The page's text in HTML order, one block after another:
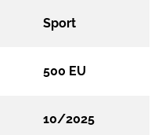
Sport
500 EU
10/2025